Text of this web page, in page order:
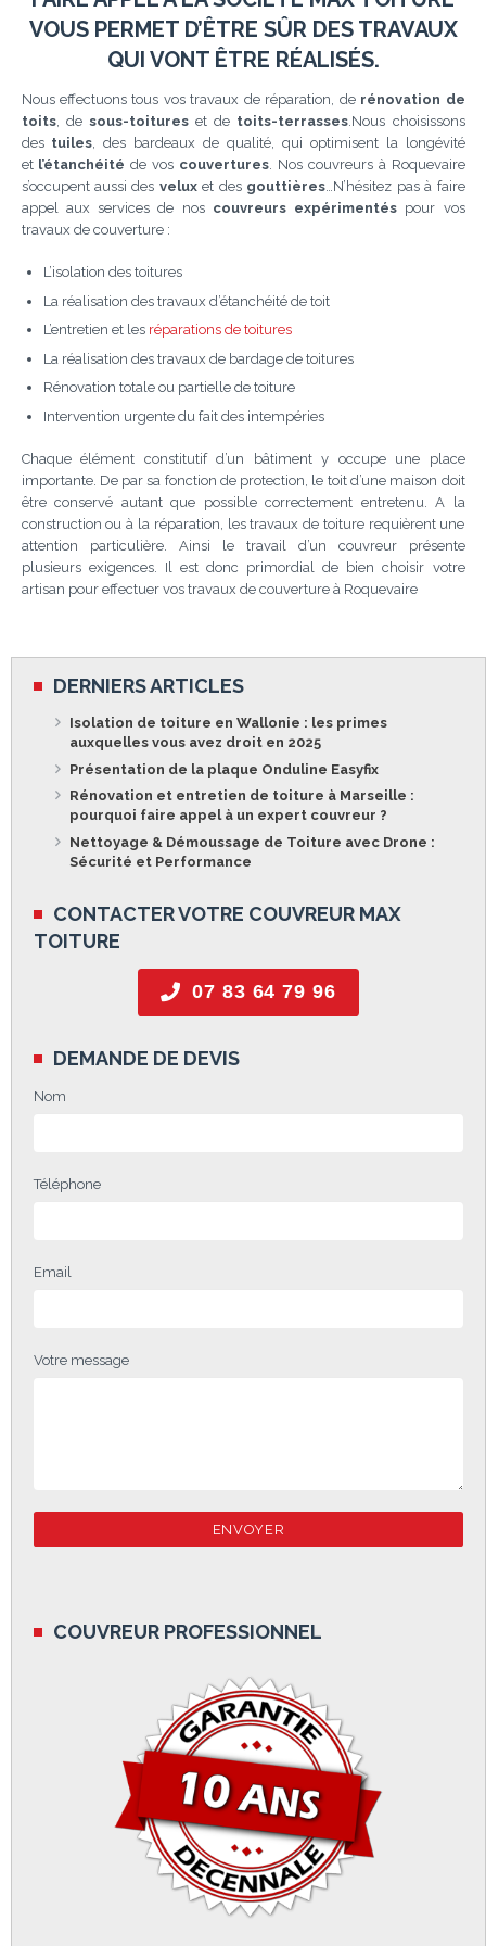
VOUS PERMET D’ÊTRE SÛR DES TRAVAUX
QUI VONT ÊTRE RÉALISÉS.
Nous effectuons tous vos travaux de réparation, de rénovation de
toits, de sous-toitureset de toits-terrasses .Nous choisissons
des tuiles , des bardeaux de qualité, qui optimisent la longévité
et l’étanchéité de vos couvertures . Nos couvreurs à Roquevaire
s’occupent aussi des veluxet des gouttières …N’hésitez pas à faire
appel aux services de nos couvreurs expérimentés pour vos
travaux de couverture :
L’isolation des toitures
La réalisation des travaux d’étanchéité de toit
L’entretien et les réparations de toitures
La réalisation des travaux de bardage de toitures
Rénovation totale ou partielle de toiture
Intervention urgente du fait des intempéries
Chaque élément constitutif d’un bâtiment y occupe une place
importante. De par sa fonction de protection, le toit d’une maison doit
être conservé autant que possible correctement entretenu. A la
construction ou à la réparation, les travaux de toiture requièrent une
attention particulière. Ainsi le travail d’un couvreur présente
plusieurs exigences. Il est donc primordial de bien choisir votre
artisan pour effectuer vos travaux de couverture à Roquevaire
DERNIERS ARTICLES
Isolation de toiture en Wallonie : les primes
auxquelles vous avez droit en 2025
Présentation de la plaque Onduline Easyfix
Rénovation et entretien de toiture à Marseille :
pourquoi faire appel à un expert couvreur ?
Nettoyage & Démoussage de Toiture avec Drone :
Sécurité et Performance
CONTACTER VOTRE COUVREUR MAX
TOITURE
07 83 64 79 96
DEMANDE DE DEVIS
Nom
Téléphone
Email
Votre message
COUVREUR PROFESSIONNEL